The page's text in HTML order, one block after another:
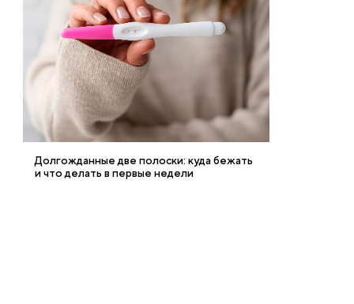
Долгожданные две полоски: куда бежать
и что делать в первые недели